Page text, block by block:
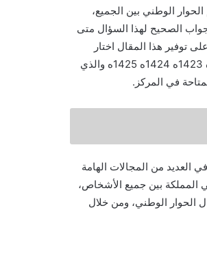
الوطني بين الجميع،
الصحيح لهذا السؤال متى
توفير هذا المقال اختار
الإجابة الصحيحة لسؤال تم انشاء مركز الملك عبدالعزيز للحوار الوطني عام (2 نقطة) 1422ه 1423ه 1424ه 1425ه والذي
في المركز.
العديد من المجالات الهامة
المملكة بين جميع الأشخاص،
الحوار الوطني، ومن خلال